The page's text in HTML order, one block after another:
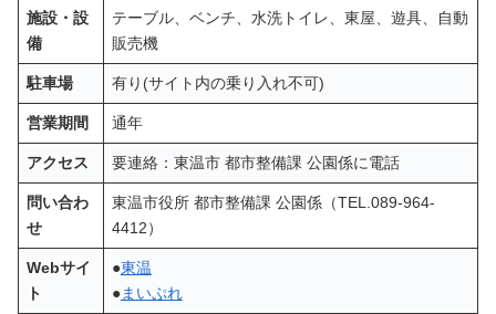
施設・設
備
テーブル、ベンチ、水洗トイレ、東屋、遊具、自動
販売機
駐車場 有り(サイト内の乗り入れ不可)
営業期間 通年
アクセス 要連絡：東温市 都市整備課 公園係に電話
問い合わ
せ
東温市役所 都市整備課 公園係（TEL.089-964-
4412）
Webサイ
ト
●東温
●まいぷれ